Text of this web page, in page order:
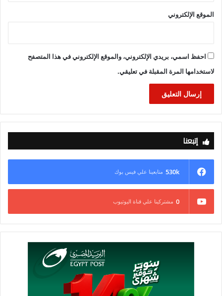
الموقع الإلكتروني
احفظ اسمي، بريدي الإلكتروني، والموقع الإلكتروني في هذا المتصفح
لاستخدامها المرة المقبلة في تعليقي.
إتبعنا
530k متابعينا علي فيس بوك
0 مشتركينا علي قناة اليوتيوب